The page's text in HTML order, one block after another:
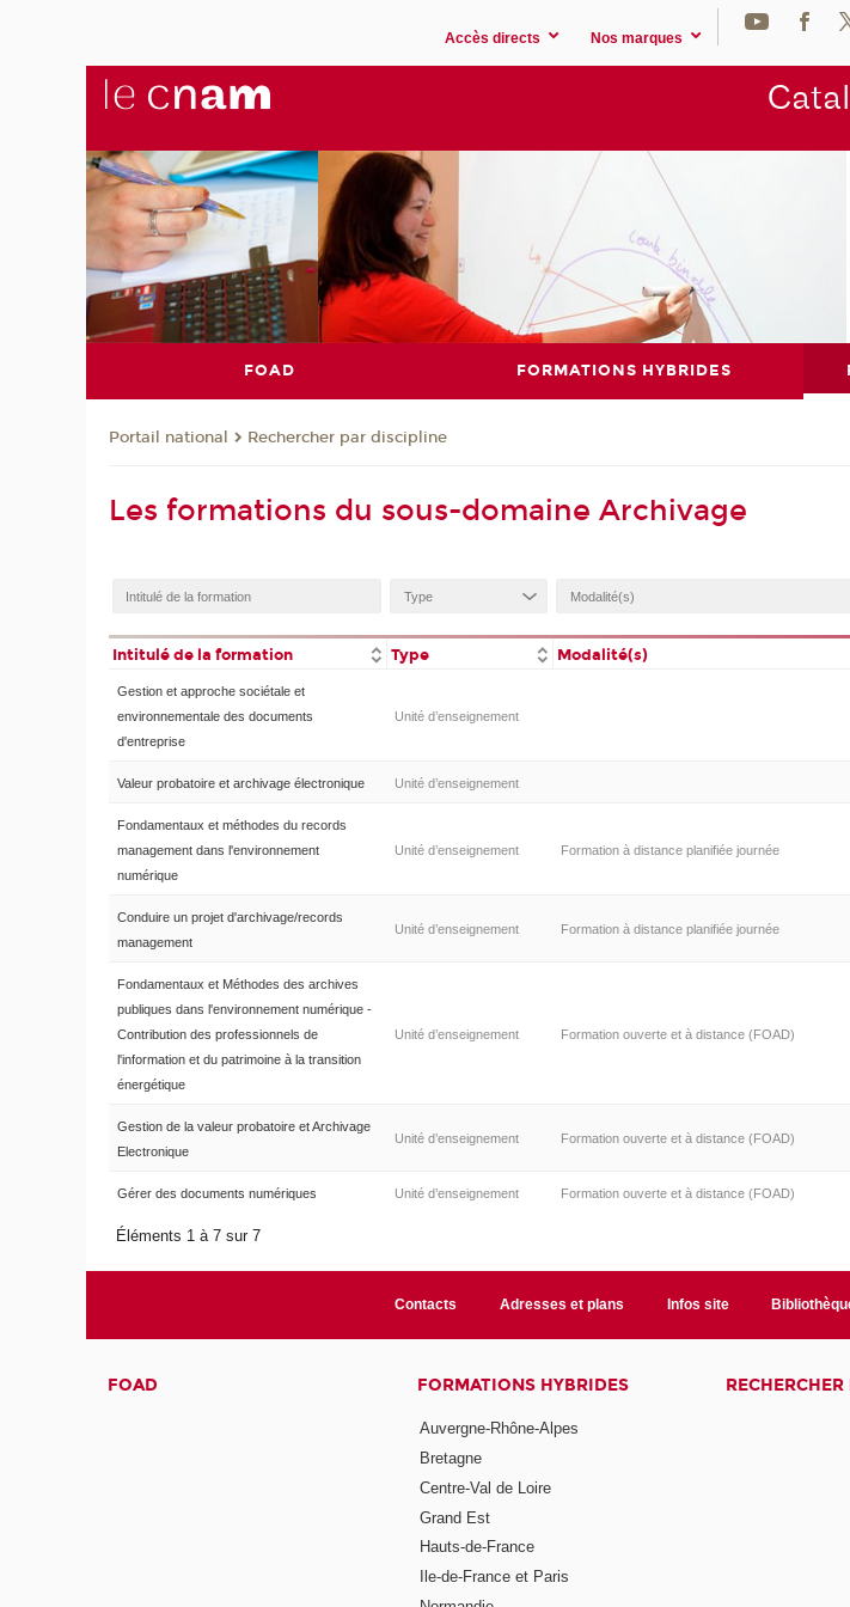
Accès directs Nos marques
FOAD FORMATIONS HYBRIDES
Portail national Rechercher par discipline
Les formations du sous-domaine Archivage
Intitulé de la formation Type Modalité(s)
Gestion et approche sociétale et
environnementale des documents
d'entreprise
Unité d’enseignement
Valeur probatoire et archivage électronique Unité d’enseignement
Fondamentaux et méthodes du records
management dans l'environnement
numérique
Unité d’enseignement Formation à distance planifiée journée
Conduire un projet d'archivage/records
management
Unité d’enseignement Formation à distance planifiée journée
Fondamentaux et Méthodes des archives
publiques dans l'environnement numérique -
Contribution des professionnels de
l'information et du patrimoine à la transition
énergétique
Unité d’enseignement Formation ouverte et à distance (FOAD)
Gestion de la valeur probatoire et Archivage
Electronique
Unité d’enseignement Formation ouverte et à distance (FOAD)
Gérer des documents numériques Unité d’enseignement Formation ouverte et à distance (FOAD)
Éléments 1 à 7 sur 7
Contacts Adresses et plans Infos site
FOAD FORMATIONS HYBRIDES
Auvergne-Rhône-Alpes
Bretagne
Centre-Val de Loire
Grand Est
Hauts-de-France
Ile-de-France et Paris